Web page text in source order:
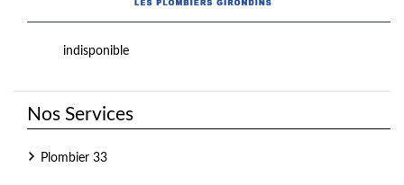
indisponible
Nos Services
Plombier 33